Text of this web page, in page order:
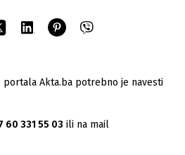
Akta.ba potrebno je navesti
60 331 55 03 ili na mail